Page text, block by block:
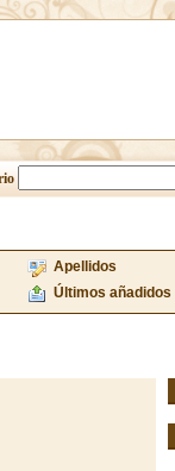
Apellidos
Últimos añadidos